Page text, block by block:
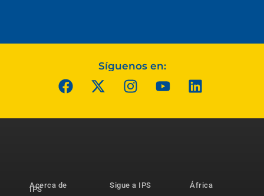
Síguenos en:
Acerca de
IPS
Sigue a IPS
África